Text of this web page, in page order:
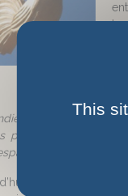
en 1526 amena
par un espace
se sont
par le bas du
This